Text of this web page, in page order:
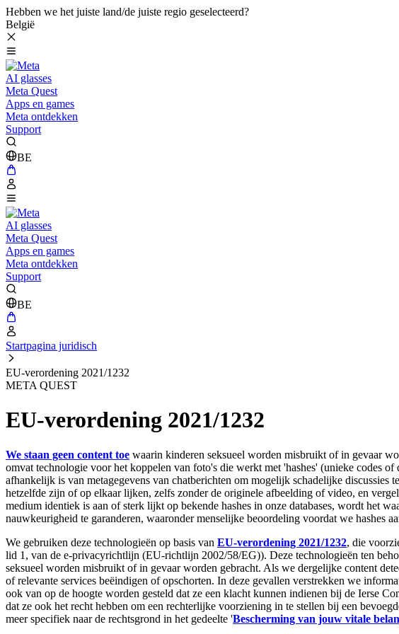
Hebben we het juiste land/de juiste regio geselecteerd?
België
AI glasses
Meta Quest
Apps en games
Meta ontdekken
Support
BE
AI glasses
Meta Quest
Apps en games
Meta ontdekken
Support
BE
Startpagina juridisch
EU-verordening 2021/1232
META QUEST
EU-verordening 2021/1232
We staan geen content toe waarin kinderen seksueel worden misbruikt of in gevaar
omvat technologie voor het koppelen van foto's die werkt met 'hashes' (unieke codes
afhankelijk is van metagegevens van chatberichten om mogelijk schadelijke discussies
hetzelfde zijn of op elkaar lijken, zelfs zonder de originele afbeelding of video, en
medium identiek is aan of sterk lijkt op bekende hashes in onze databases, wordt het
nauwkeurigheid te garanderen, waaronder menselijke beoordeling voordat we hashes
We gebruiken deze technologieën op basis van EU-verordening 2021/1232, die
lid 1, van de e-privacyrichtlijn (EU-richtlijn 2002/58/EG)). Deze technologieën ten
seksueel worden misbruikt of in gevaar worden gebracht. Als we dergelijke content
of relevante services beëindigen of opschorten. In deze gevallen verstrekken we
ook van op de hoogte worden gesteld dat ze een klacht kunnen indienen bij de Ierse
dat ze ook het recht hebben om een rechterlijke voorziening in te stellen bij een
meer specifiek naar de rechtsgrond in het gedeelte 'Bescherming van jouw vitale